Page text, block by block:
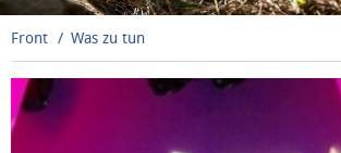
Front Was zu tun